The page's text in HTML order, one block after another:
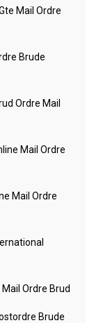
Mail Ordre
Brude
Ordre Mail
Mail Ordre
Mail Ordre
Ordre Brud
Brude